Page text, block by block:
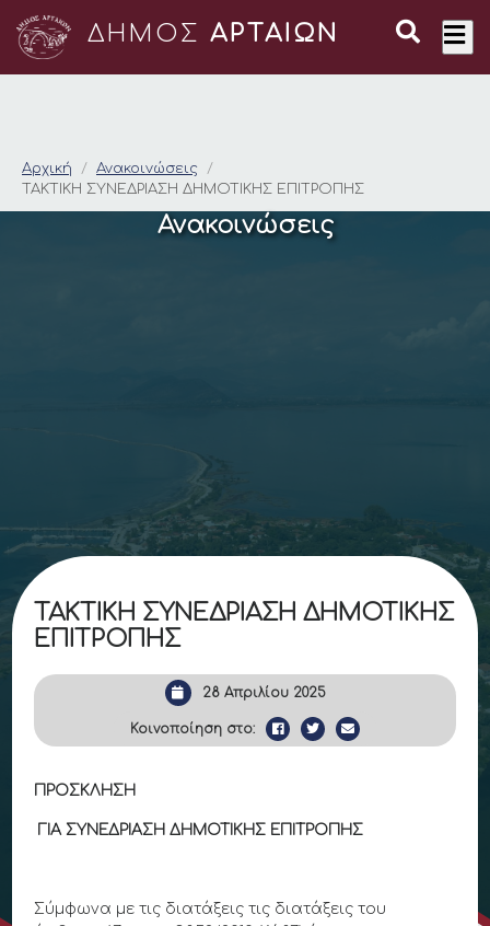
ΔΗΜΟΣ ΑΡΤΑΙΩΝ
ΤΑΚΤΙΚΗ
Αρχική
Ανακοινώσεις
ΤΑΚΤΙΚΗ ΣΥΝΕΔΡΙΑΣΗ ΔΗΜΟΤΙΚΗΣ ΕΠΙΤΡΟΠΗΣ
Ανακοινώσεις
ΤΑΚΤΙΚΗ ΣΥΝΕΔΡΙΑΣΗ ΔΗΜΟΤΙΚΗΣ
ΕΠΙΤΡΟΠΗΣ
28 Απριλίου 2025
Κοινοποίηση στο:
ΠΡΟΣΚΛΗΣΗ
ΓΙΑ ΣΥΝΕΔΡΙΑΣΗ ΔΗΜΟΤΙΚΗΣ ΕΠΙΤΡΟΠΗΣ
Σύμφωνα με τις διατάξεις τις διατάξεις του